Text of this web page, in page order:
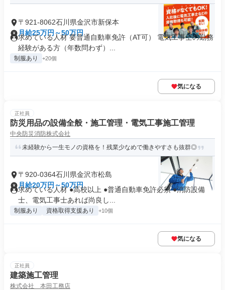
〒921-8062石川県金沢市新保本
月給25万円～50万円
求めている人材 要普通自動車免許（AT可） 電気工事士の勤務
経験がある方（年数問わず）...
制服あり +20個
気になる
正社員
防災用品の設備全般・施工管理・電気工事施工管理
中央防災消防株式会社
未経験から一生モノの資格を！残業少なめで働きやすさも抜群◎
〒920-0364石川県金沢市松島
月給20万円～50万円
求めている人材 ●高校以上 ●普通自動車免許必須 ●消防設備
士、電気工事士あれば尚良し...
制服あり 資格取得支援あり +10個
気になる
正社員
建築施工管理
株式会社 本田工務店